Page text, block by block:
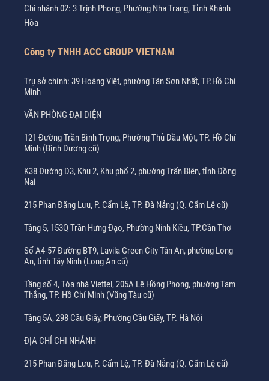
Chi nhánh 02: 3 Trịnh Phong, Phường Nha Trang, Tỉnh Khánh
Hòa
Công ty TNHH ACC GROUP VIETNAM
Trụ sở chính: 39 Hoàng Việt, phường Tân Sơn Nhất, TP.Hồ Chí
Minh
VĂN PHÒNG ĐẠI DIỆN
121 Đường Trần Bình Trọng, Phường Thủ Dầu Một, TP. Hồ Chí
Minh (Bình Dương cũ)
K38 Đường D3, Khu 2, Khu phố 2, phường Trấn Biên, tỉnh Đồng
Nai
215 Phan Đăng Lưu, P. Cẩm Lệ, TP. Đà Nẵng (Q. Cẩm Lệ cũ)
Tầng 5, 153Q Trần Hưng Đạo, Phường Ninh Kiều, TP.Cần Thơ
Số A4-57 Đường BT9, Lavila Green City Tân An, phường Long
An, tỉnh Tây Ninh (Long An cũ)
Tầng số 4, Tòa nhà Viettel, 205A Lê Hồng Phong, phường Tam
Thắng, TP. Hồ Chí Minh (Vũng Tàu cũ)
Tầng 5A, 298 Cầu Giấy, Phường Cầu Giấy, TP. Hà Nội
ĐỊA CHỈ CHI NHÁNH
215 Phan Đăng Lưu, P. Cẩm Lệ, TP. Đà Nẵng (Q. Cẩm Lệ cũ)